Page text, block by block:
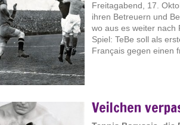
Freitagabend, 17.
ihren Betreuern und
wo aus es weiter nach
Spiel: TeBe soll als
Français gegen einen
Veilchen